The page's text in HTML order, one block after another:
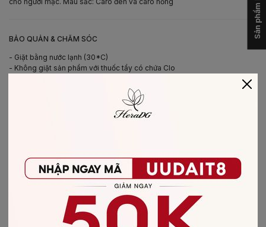
BẢO QUẢN & CHĂM SÓC -
- Giặt bằng nước lạnh (30*C)
- Không giặt sản phẩm với thuốc tẩy có chứa Clo
- Ủi ở nhiệt độ thấp, nên lật mặt trái sản phẩm, không ủi trực tiếp lên hình
Chất liệu:vải Thô
CÓ THỂ BẠN SẼ THÍCH